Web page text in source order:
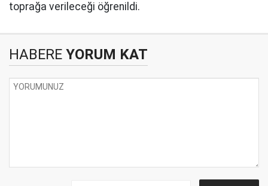
toprağa verileceği öğrenildi.
HABERE YORUM KAT